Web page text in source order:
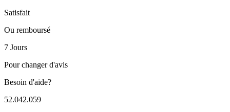
Satisfait
Ou remboursé
7 Jours
Pour changer d'avis
Besoin d'aide?
52.042.059